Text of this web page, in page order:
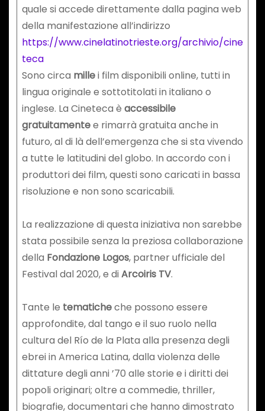
quale si accede direttamente dalla pagina web
della manifestazione all’indirizzo
https://www.cinelatinotrieste.org/archivio/cine
teca
Sono circa millei film disponibili online, tutti in
lingua originale e sottotitolati in italiano o
inglese. La Cineteca è accessibile
gratuitamentee rimarrà gratuita anche in
futuro, al di là dell’emergenza che si sta vivendo
a tutte le latitudini del globo. In accordo con i
produttori dei film, questi sono caricati in bassa
risoluzione e non sono scaricabili.
La realizzazione di questa iniziativa non sarebbe
stata possibile senza la preziosa collaborazione
della Fondazione Logos, partner ufficiale del
Festival dal 2020, e diArcoiris TV.
Tante le tematicheche possono essere
approfondite, dal tango e il suo ruolo nella
cultura del Río de la Plata alla presenza degli
ebrei in America Latina, dalla violenza delle
dittature degli anni ’70 alle storie e i diritti dei
popoli originari; oltre a commedie, thriller,
biografie, documentari che hanno dimostrato